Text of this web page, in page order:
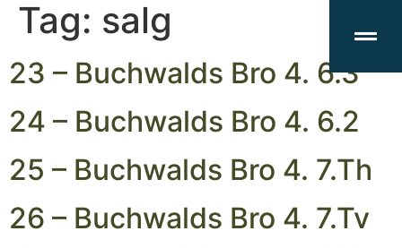
Tag: salg
23 – Buchwalds Bro 4. 6.3
24 – Buchwalds Bro 4. 6.2
25 – Buchwalds Bro 4. 7.Th
26 – Buchwalds Bro 4. 7.Tv